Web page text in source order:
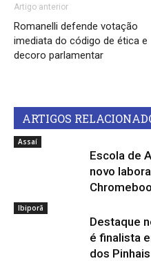
Artigo anterior
Romanelli defende votação
imediata do código de ética e
decoro parlamentar
ARTIGOS
Assaí
Escola de
novo
Ibiporã
Destaque
é finalista
dos Pinhais